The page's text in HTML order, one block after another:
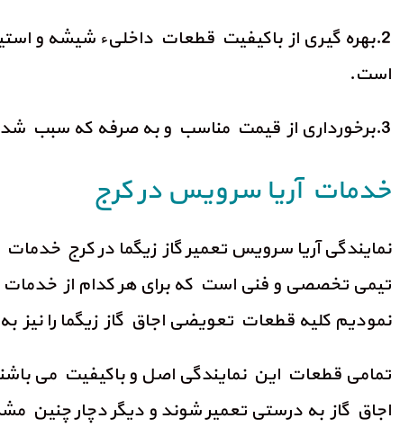
2.بهره گیری از باکیفیت قطعات داخلیء شیشه و
است.
3.برخورداری از قیمت مناسب و به صرفه که سبب شده افراد با هر بودجه ای بتوانند مناسب ترین اجاق گاز را تهیه نمایند.
خدمات آریا سرویس در کرج
نمایندگی آریا سرویس تعمیر گاز زیگما در کرج
تیمی تخصصی و فنی است که برای هر کدام از
نمودیم کلیه قطعات تعویضی اجاق گاز زیگما را
تمامی قطعات این نمایندگی اصل و باکیفیت می
اجاق گاز به درستی تعمیر شوند و دیگر دچار چنین